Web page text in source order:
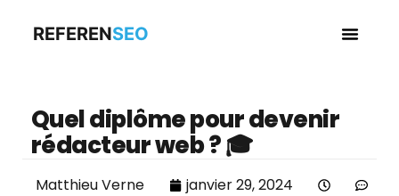
REFERENSEO
Quel diplôme pour devenir
rédacteur web ? 🎓
Matthieu Verne janvier 29, 2024